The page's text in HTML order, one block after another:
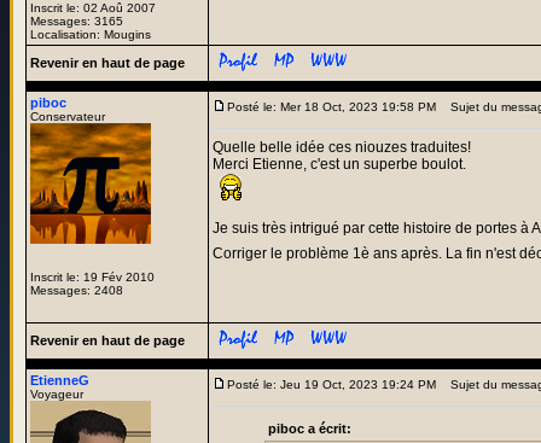
Inscrit le: 02 Aoû 2007
Messages: 3165
Localisation: Mougins
Revenir en haut de page
piboc
Conservateur
Inscrit le: 19 Fév 2010
Messages: 2408
Posté le: Mer 18 Oct, 2023 19:58 PM Sujet du
Quelle belle idée ces niouzes traduites!
Merci Etienne, c'est un superbe boulot.
Je suis très intrigué par cette histoire de portes à
Corriger le problème 1è ans après. La fin n'est
Revenir en haut de page
EtienneG
Voyageur
Posté le: Jeu 19 Oct, 2023 19:24 PM Sujet du
piboc a écrit: